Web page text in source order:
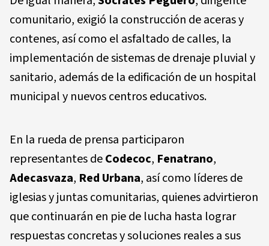
comunitario, exigió la construcción de aceras y
contenes, así como el asfaltado de calles, la
implementación de sistemas de drenaje pluvial y
sanitario, además de la edificación de un hospital
municipal y nuevos centros educativos.
En la rueda de prensa participaron
representantes deCodecoc, Fenatrano,
Adecasvaza, Red Urbana, así como líderes de
iglesias y juntas comunitarias, quienes advirtieron
que continuarán en pie de lucha hasta lograr
respuestas concretas y soluciones reales a sus